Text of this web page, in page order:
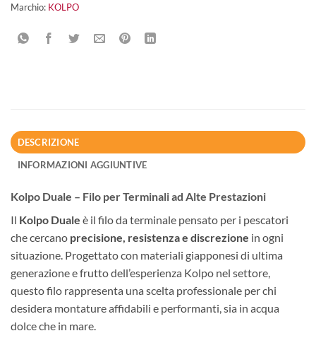
Marchio: KOLPO
DESCRIZIONE
INFORMAZIONI AGGIUNTIVE
Kolpo Duale – Filo per Terminali ad Alte Prestazioni
Il Kolpo Duale è il filo da terminale pensato per i pescatori
che cercano precisione, resistenza e discrezione in ogni
situazione. Progettato con materiali giapponesi di ultima
generazione e frutto dell’esperienza Kolpo nel settore,
questo filo rappresenta una scelta professionale per chi
desidera montature affidabili e performanti, sia in acqua
dolce che in mare.